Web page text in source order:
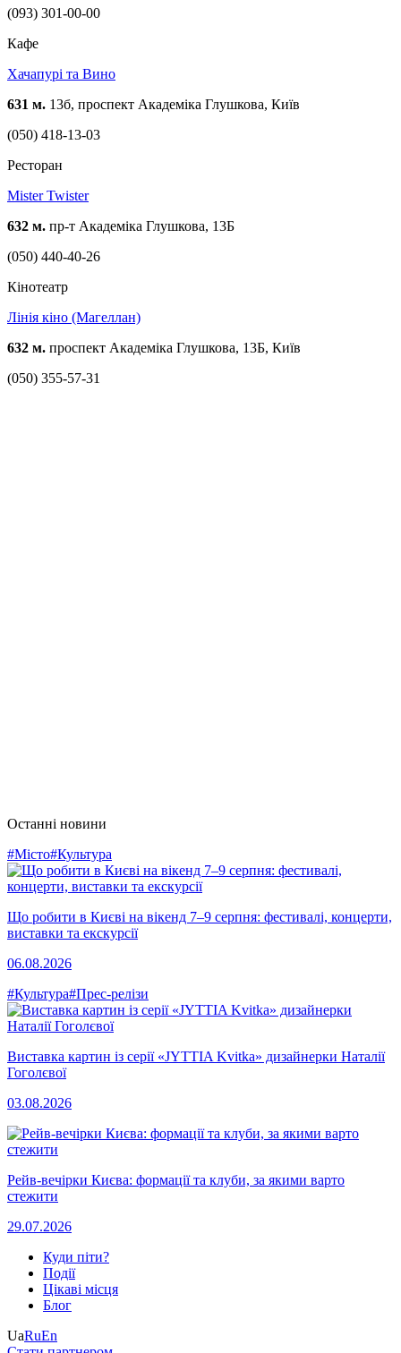
(093) 301-00-00
Кафе
Хачапурі та Вино
631 м. 13б, проспект Академіка Глушкова, Київ
(050) 418-13-03
Ресторан
Mister Twister
632 м. пр-т Академіка Глушкова, 13Б
(050) 440-40-26
Кінотеатр
Лінія кіно (Магеллан)
632 м. проспект Академіка Глушкова, 13Б, Київ
(050) 355-57-31
Останні новини
#Місто#Культура
Що робити в Києві на вікенд 7–9 серпня: фестивалі, концерти,
виставки та екскурсії
06.08.2026
#Культура#Прес-релізи
Виставка картин із серії «JYTTIA Kvitka» дизайнерки Наталії
Гоголєвої
03.08.2026
Рейв-вечірки Києва: формації та клуби, за якими варто
стежити
29.07.2026
Куди піти?
Події
Цікаві місця
Блог
UaRuEn